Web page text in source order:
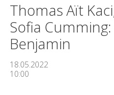
Thomas Aït
Sofia
Benjamin
18.05.2022
10:00